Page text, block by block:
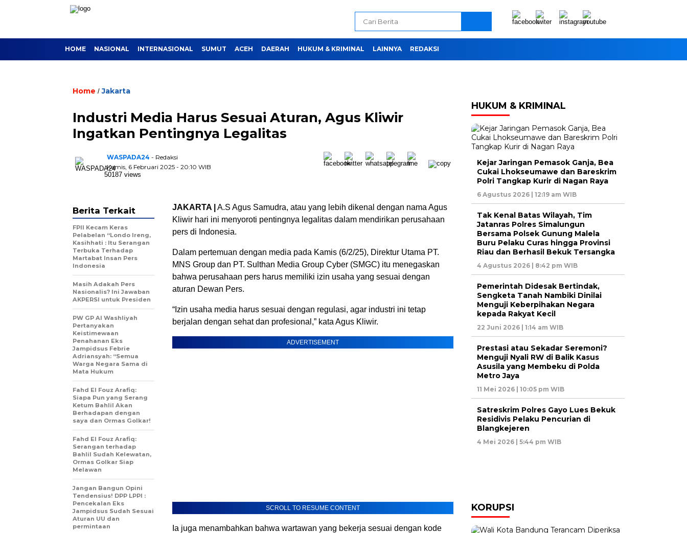
HOME NASIONAL INTERNASIONAL SUMUT ACEH DAERAH HUKUM & KRIMINAL LAINNYA REDAKSI
Home /Jakarta
Industri Media Harus Sesuai Aturan, Agus Kliwir
Ingatkan Pentingnya Legalitas
WASPADA24 - Redaksi
Kamis, 6 Februari 2025 - 20:10 WIB
50187 views
JAKARTA |
A.S Agus Samudra, atau yang lebih dikenal dengan nama Agus
Kliwir hari ini menyoroti pentingnya legalitas dalam mendirikan perusahaan
pers di Indonesia.
Dalam pertemuan dengan media pada Kamis (6/2/25), Direktur Utama PT.
MNS Group dan PT. Sulthan Media Group Cyber (SMGC) itu menegaskan
bahwa perusahaan pers harus memiliki izin usaha yang sesuai dengan
aturan Dewan Pers.
“Izin usaha media harus sesuai dengan regulasi, agar industri ini tetap
berjalan dengan sehat dan profesional,” kata Agus Kliwir.
ADVERTISEMENT
SCROLL TO RESUME CONTENT
Ia juga menambahkan bahwa wartawan yang bekerja sesuai dengan kode
Berita Terkait
FPII Kecam Keras
Pelabelan “Londo Ireng,
Kasihhati : Itu Serangan
Terbuka Terhadap
Martabat Insan Pers
Indonesia
Masih Adakah Pers
Nasionalis? Ini Jawaban
AKPERSI untuk Presiden
PW GP Al Washliyah
Pertanyakan
Keistimewaan
Penahanan Eks
Jampidsus Febrie
Adriansyah: “Semua
Warga Negara Sama di
Mata Hukum
Fahd El Fouz Arafiq:
Siapa Pun yang Serang
Ketum Bahlil Akan
Berhadapan dengan
saya dan Ormas Golkar!
Fahd El Fouz Arafiq:
Serangan terhadap
Bahlil Sudah Kelewatan,
Ormas Golkar Siap
Melawan
Jangan Bangun Opini
Tendensius! DPP LPPI :
Pencekalan Eks
Jampidsus Sudah Sesuai
Aturan UU dan
permintaan
HUKUM & KRIMINAL
Kejar Jaringan Pemasok Ganja, Bea
Cukai Lhokseumawe dan Bareskrim
Polri Tangkap Kurir di Nagan Raya
6 Agustus 2026 | 12:19 am WIB
Tak Kenal Batas Wilayah, Tim
Jatanras Polres Simalungun
Bersama Polsek Gunung Malela
Buru Pelaku Curas hingga Provinsi
Riau dan Berhasil Bekuk Tersangka
4 Agustus 2026 | 8:42 pm WIB
Pemerintah Didesak Bertindak,
Sengketa Tanah Nambiki Dinilai
Menguji Keberpihakan Negara
kepada Rakyat Kecil
22 Juni 2026 | 1:14 am WIB
Prestasi atau Sekadar Seremoni?
Menguji Nyali RW di Balik Kasus
Asusila yang Membeku di Polda
Metro Jaya
11 Mei 2026 | 10:05 pm WIB
Satreskrim Polres Gayo Lues Bekuk
Residivis Pelaku Pencurian di
Blangkejeren
4 Mei 2026 | 5:44 pm WIB
KORUPSI